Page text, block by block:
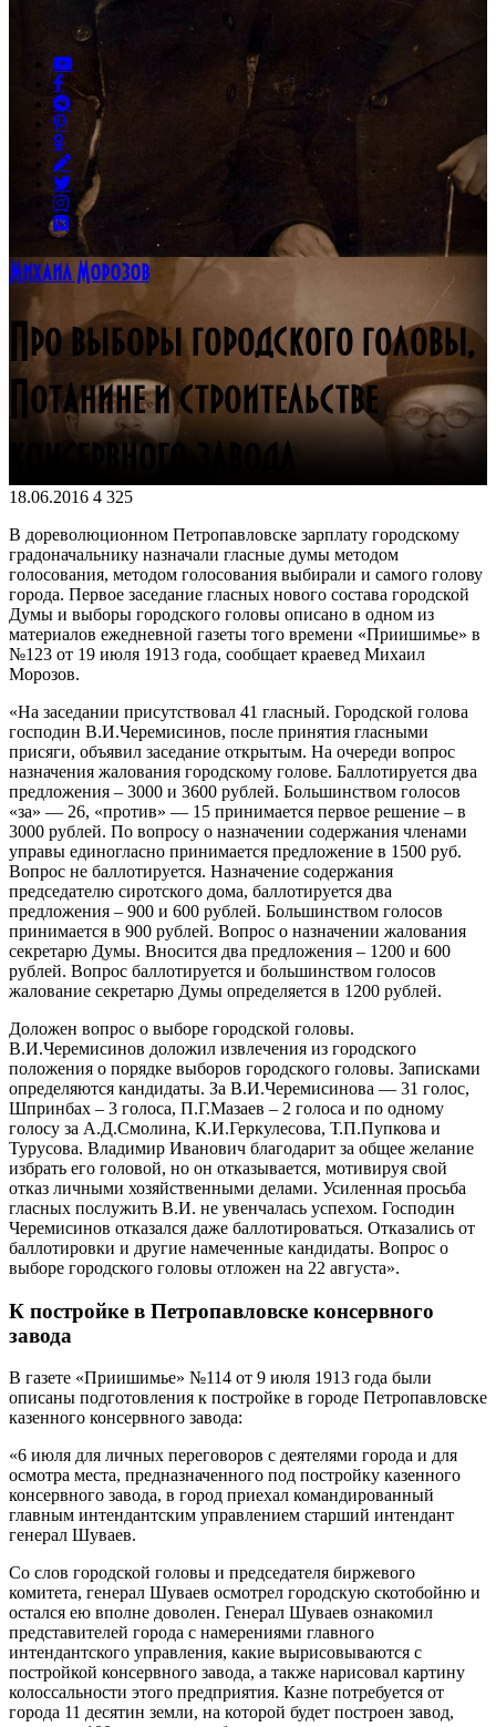
Михаил Морозов
Про выборы городского головы,
Потанине и строительстве
консервного завода
18.06.2016 4 325
В дореволюционном Петропавловске зарплату городскому
градоначальнику назначали гласные думы методом
голосования, методом голосования выбирали и самого голову
города. Первое заседание гласных нового состава городской
Думы и выборы городского головы описано в одном из
материалов ежедневной газеты того времени «Приишимье» в
№123 от 19 июля 1913 года, сообщает краевед Михаил
Морозов.
«На заседании присутствовал 41 гласный. Городской голова
господин В.И.Черемисинов, после принятия гласными
присяги, объявил заседание открытым. На очереди вопрос
назначения жалования городскому голове. Баллотируется два
предложения – 3000 и 3600 рублей. Большинством голосов
«за» — 26, «против» — 15 принимается первое решение – в
3000 рублей. По вопросу о назначении содержания членами
управы единогласно принимается предложение в 1500 руб.
Вопрос не баллотируется. Назначение содержания
председателю сиротского дома, баллотируется два
предложения – 900 и 600 рублей. Большинством голосов
принимается в 900 рублей. Вопрос о назначении жалования
секретарю Думы. Вносится два предложения – 1200 и 600
рублей. Вопрос баллотируется и большинством голосов
жалование секретарю Думы определяется в 1200 рублей.
Доложен вопрос о выборе городской головы.
В.И.Черемисинов доложил извлечения из городского
положения о порядке выборов городского головы. Записками
определяются кандидаты. За В.И.Черемисинова — 31 голос,
Шпринбах – 3 голоса, П.Г.Мазаев – 2 голоса и по одному
голосу за А.Д.Смолина, К.И.Геркулесова, Т.П.Пупкова и
Турусова. Владимир Иванович благодарит за общее желание
избрать его головой, но он отказывается, мотивируя свой
отказ личными хозяйственными делами. Усиленная просьба
гласных послужить В.И. не увенчалась успехом. Господин
Черемисинов отказался даже баллотироваться. Отказались от
баллотировки и другие намеченные кандидаты. Вопрос о
выборе городского головы отложен на 22 августа».
К постройке в Петропавловске консервного
завода
В газете «Приишимье» №114 от 9 июля 1913 года были
описаны подготовления к постройке в городе Петропавловске
казенного консервного завода:
«6 июля для личных переговоров с деятелями города и для
осмотра места, предназначенного под постройку казенного
консервного завода, в город приехал командированный
главным интендантским управлением старший интендант
генерал Шуваев.
Со слов городской головы и председателя биржевого
комитета, генерал Шуваев осмотрел городскую скотобойню и
остался ею вполне доволен. Генерал Шуваев ознакомил
представителей города с намерениями главного
интендантского управления, какие вырисовываются с
постройкой консервного завода, а также нарисовал картину
колоссальности этого предприятия. Казне потребуется от
города 11 десятин земли, на которой будет построен завод,